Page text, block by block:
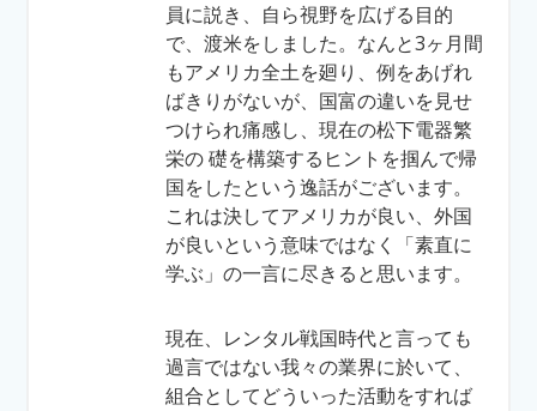
員に説き、自ら視野を広げる目的
で、渡米をしました。なんと3ヶ月間
もアメリカ全土を廻り、例をあげれ
ばきりがないが、国富の違いを見せ
つけられ痛感し、現在の松下電器繁
栄の 礎を構築するヒントを掴んで帰
国をしたという逸話がございます。
これは決してアメリカが良い、外国
が良いという意味ではなく「素直に
学ぶ」の一言に尽きると思います。
現在、レンタル戦国時代と言っても
過言ではない我々の業界に於いて、
組合としてどういった活動をすれば